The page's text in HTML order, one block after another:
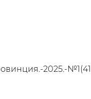
2025.-